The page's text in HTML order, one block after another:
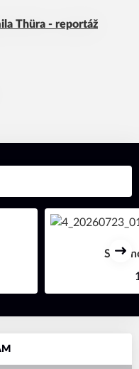
Thüra - reportáž